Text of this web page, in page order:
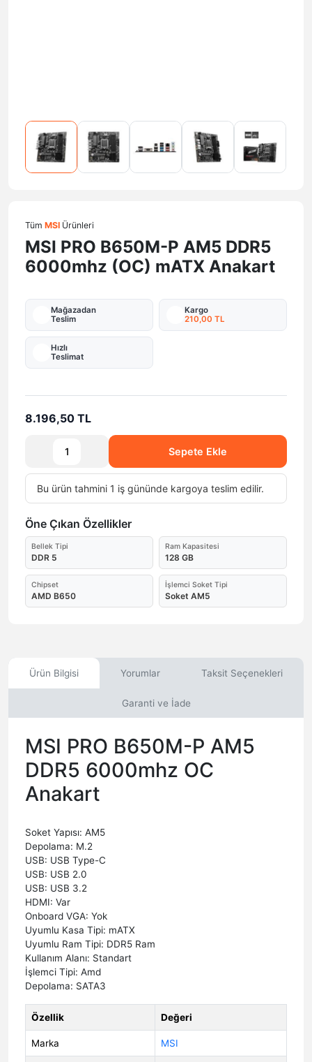
Tüm MSI Ürünleri
MSI PRO B650M-P AM5 DDR5
6000mhz (OC) mATX Anakart
Mağazadan
Teslim
Kargo
210,00 TL
Hızlı
Teslimat
8.196,50 TL
Sepete Ekle
Bu ürün tahmini 1 iş gününde kargoya teslim edilir.
Öne Çıkan Özellikler
Bellek Tipi
DDR 5
Ram Kapasitesi
128 GB
Chipset
AMD B650
İşlemci Soket Tipi
Soket AM5
Ürün Bilgisi Yorumlar Taksit Seçenekleri
Garanti ve İade
MSI PRO B650M-P AM5
DDR5 6000mhz OC
Anakart
Soket Yapısı: AM5
Depolama: M.2
USB: USB Type-C
USB: USB 2.0
USB: USB 3.2
HDMI: Var
Onboard VGA: Yok
Uyumlu Kasa Tipi: mATX
Uyumlu Ram Tipi: DDR5 Ram
Kullanım Alanı: Standart
İşlemci Tipi: Amd
Depolama: SATA3
Özellik Değeri
Marka MSI